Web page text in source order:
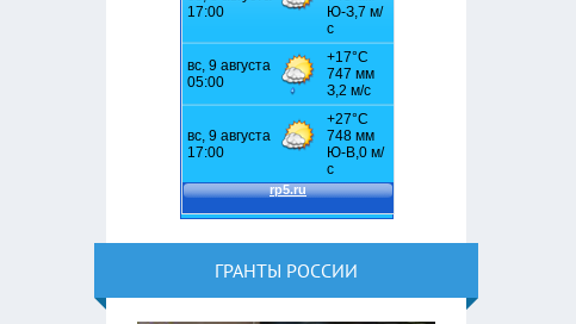
ГРАНТЫ РОССИИ